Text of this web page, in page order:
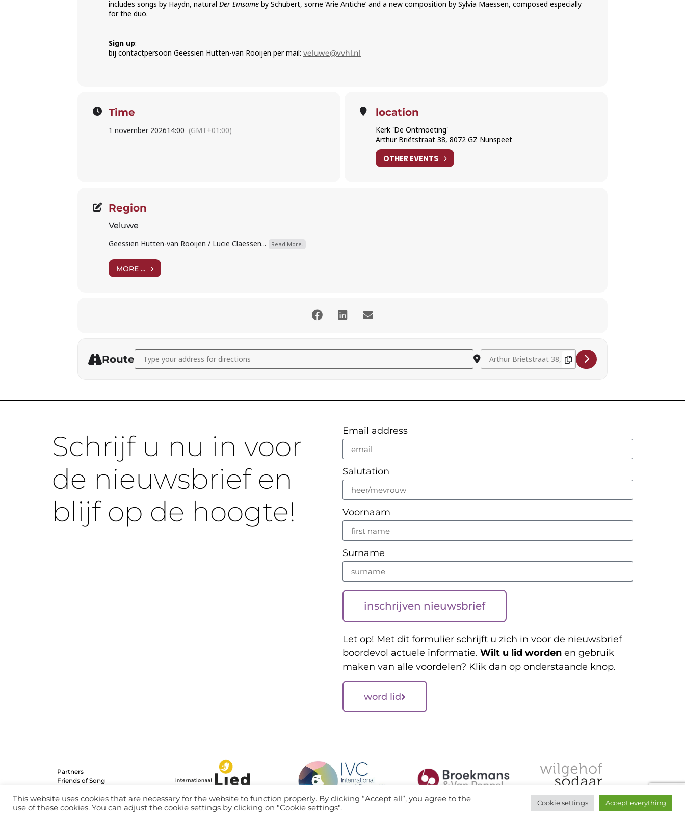
includes songs by Haydn, natural Der Einsame by Schubert, some ‘Arie Antiche’ and a new composition by Sylvia Maessen, composed especially
for the duo.
Sign up:
bij contactpersoon Geessien Hutten-van Rooijen per mail: veluwe@vvhl.nl
Time
1 november 202614:00 (GMT+01:00)
location
Kerk 'De Ontmoeting'
Arthur Briëtstraat 38, 8072 GZ Nunspeet
OTHER EVENTS
Region
Veluwe
Geessien Hutten-van Rooijen / Lucie Claessen...
Read More.
MORE ...
Route
Address - Irene Maessen (soprano) and Ursula Dütschler (fortepiano) [eLHfJ37AQ] Destination Address - Irene Maessen (soprano) and Ursula
Schrijf u nu in voor
de nieuwsbrief en
blijf op de hoogte!
Email address
Salutation
Voornaam
Surname
inschrijven nieuwsbrief
Let op! Met dit formulier schrijft u zich in voor de nieuwsbrief
boordevol actuele informatie. Wilt u lid worden en gebruik
maken van alle voordelen? Klik dan op onderstaande knop.
word lid
Partners
Friends of Song
This website uses cookies that are necessary for the website to function properly. By clicking “Accept all”, you agree to the
use of these cookies. You can adjust the cookie settings by clicking on "Cookie settings".
Cookie settings Accept everything